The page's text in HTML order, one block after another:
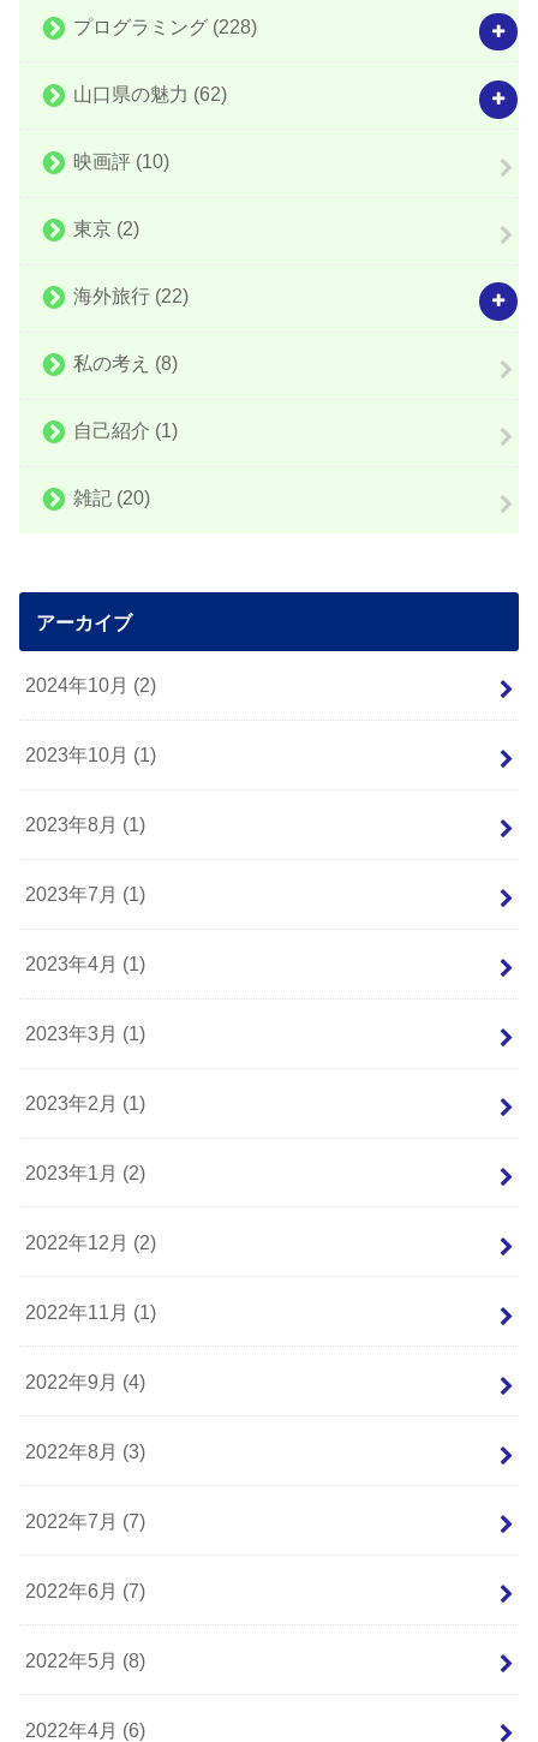
プログラミング (228)
山口県の魅力 (62)
映画評 (10)
東京 (2)
海外旅行 (22)
私の考え (8)
自己紹介 (1)
雑記 (20)
アーカイブ
2024年10月 (2)
2023年10月 (1)
2023年8月 (1)
2023年7月 (1)
2023年4月 (1)
2023年3月 (1)
2023年2月 (1)
2023年1月 (2)
2022年12月 (2)
2022年11月 (1)
2022年9月 (4)
2022年8月 (3)
2022年7月 (7)
2022年6月 (7)
2022年5月 (8)
2022年4月 (6)